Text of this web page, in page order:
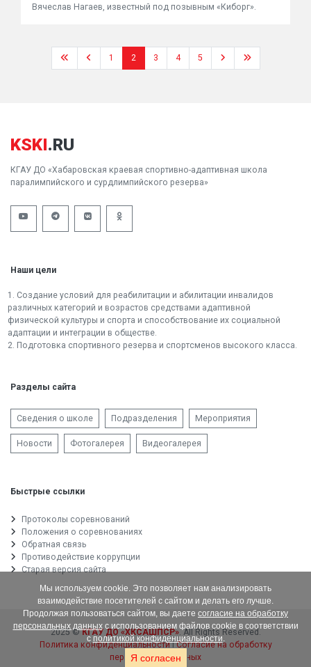
Вячеслав Нагаев, известный под позывным «Киборг».
1 2 3 4 5
KSKI.RU
КГАУ ДО «Хабаровская краевая спортивно-адаптивная школа
паралимпийского и сурдлимпийского резерва»
Наши цели
1. Создание условий для реабилитации и абилитации инвалидов
различных категорий и возрастов средствами адаптивной
физической культуры и спорта и способствование их социальной
адаптации и интеграции в обществе.
2. Подготовка спортивного резерва и спортсменов высокого класса.
Разделы сайта
Сведения о школе Подразделения Мероприятия
Новости Фотогалерея Видеогалерея
Быстрые ссылки
Протоколы соревнований
Положения о соревнованиях
Обратная связь
Противодействие коррупции
Старая версия сайта
2025 ©КГАУ ДО «ХКСАШПСР». All Rights Reserved.
Политика конфиденциальности|Согласие на обработку
персональных данных
Мы используем cookie. Это позволяет нам анализировать
взаимодействие посетителей с сайтом и делать его лучше.
Продолжая пользоваться сайтом, вы даете согласие на обработку
персональных данныхс использованием файлов cookie в соответствии
с политикой конфиденциальности.
Я согласен